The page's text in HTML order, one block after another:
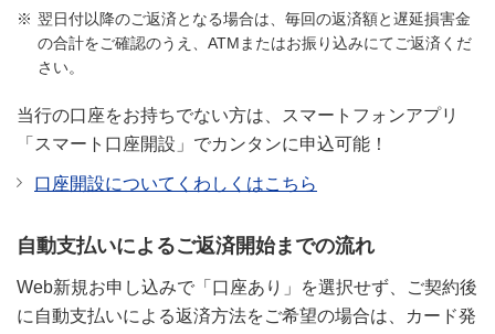
翌日付以降のご返済となる場合は、毎回の返済額と遅延損害金
の合計をご確認のうえ、ATMまたはお振り込みにてご返済くだ
さい。
当行の口座をお持ちでない方は、スマートフォンアプリ
「スマート口座開設」でカンタンに申込可能！
口座開設についてくわしくはこちら
自動支払いによるご返済開始までの流れ
Web新規お申し込みで「口座あり」を選択せず、ご契約後
に自動支払いによる返済方法をご希望の場合は、カード発